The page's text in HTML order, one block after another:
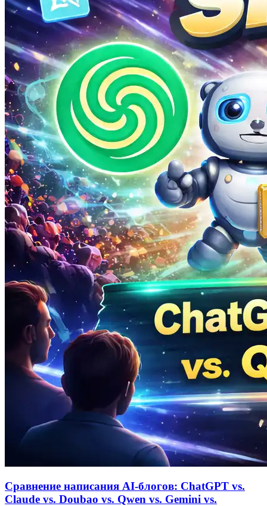
Сравнение написания AI‑блогов: ChatGPT vs.
Claude vs. Doubao vs. Qwen vs. Gemini vs.